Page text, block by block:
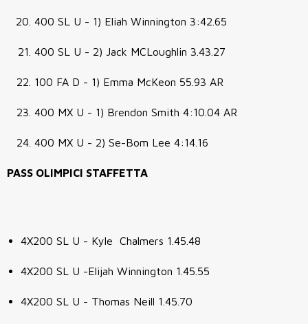
400 SL U - 1) Eliah Winnington 3:42.65
400 SL U - 2) Jack MCLoughlin 3.43.27
100 FA D - 1) Emma McKeon 55.93 AR
400 MX U - 1) Brendon Smith 4:10.04 AR
400 MX U - 2) Se-Bom Lee 4:14.16
PASS OLIMPICI STAFFETTA
4X200 SL U - Kyle Chalmers 1.45.48
4X200 SL U -Elijah Winnington 1.45.55
4X200 SL U - Thomas Neill 1.45.70